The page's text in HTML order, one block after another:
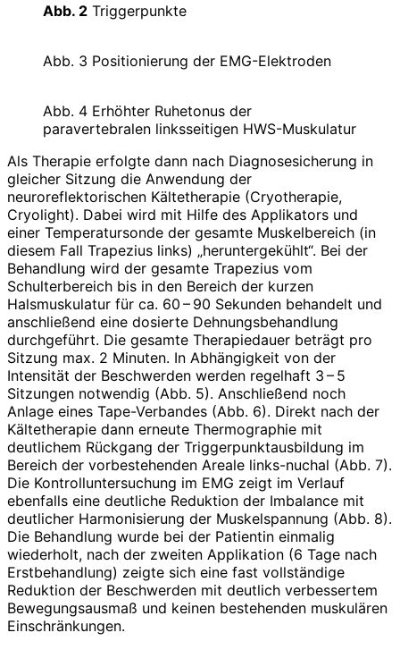
Abb. 2 Triggerpunkte
Abb. 3 Positionierung der EMG-Elektroden
Abb. 4 Erhöhter Ruhetonus der
paravertebralen linksseitigen HWS-Muskulatur
Als Therapie erfolgte dann nach Diagnosesicherung in
gleicher Sitzung die Anwendung der
neuroreflektorischen Kältetherapie (Cryotherapie,
Cryolight). Dabei wird mit Hilfe des Applikators und
einer Temperatursonde der gesamte Muskelbereich (in
diesem Fall Trapezius links) „heruntergekühlt“. Bei der
Behandlung wird der gesamte Trapezius vom
Schulterbereich bis in den Bereich der kurzen
Halsmuskulatur für ca. 60 – 90 Sekunden behandelt und
anschließend eine dosierte Dehnungs­behandlung
durchgeführt. Die gesamte Therapiedauer beträgt pro
Sitzung max. 2 Minuten. In Abhängigkeit von der
Intensität der Beschwerden werden regelhaft 3 – 5
Sitzungen notwendig (Abb. 5). Anschließend noch
Anlage eines Tape-Verbandes (Abb. 6). Direkt nach der
Kältetherapie dann erneute Thermographie mit
deutlichem Rückgang der Triggerpunktausbildung im
Bereich der vorbestehenden Areale links-nuchal (Abb. 7).
Die Kontrolluntersuchung im EMG zeigt im Verlauf
ebenfalls eine deutliche Reduktion der Imbalance mit
deutlicher Harmonisierung der Muskelspannung (Abb. 8).
Die Behandlung wurde bei der Patientin einmalig
wiederholt, nach der zweiten Applikation (6 Tage nach
Erstbehandlung) zeigte sich eine fast vollständige
Reduktion der Beschwerden mit deutlich verbessertem
Bewegungsausmaß und keinen bestehenden muskulären
Einschränkungen.